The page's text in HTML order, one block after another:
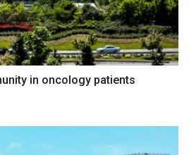
in oncology patients